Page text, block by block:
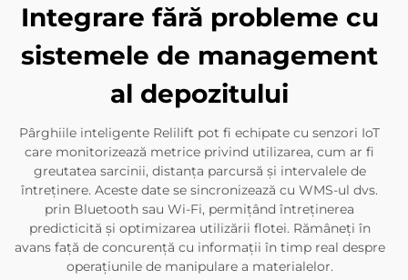
Integrare fără probleme cu
sistemele de management
al depozitului
Pârghiile inteligente Relilift pot fi echipate cu senzori IoT
care monitorizează metrice privind utilizarea, cum ar fi
greutatea sarcinii, distanța parcursă și intervalele de
întreținere. Aceste date se sincronizează cu WMS-ul dvs.
prin Bluetooth sau Wi-Fi, permițând întreținerea
predicticită și optimizarea utilizării flotei. Rămâneți în
avans față de concurență cu informații în timp real despre
operațiunile de manipulare a materialelor.